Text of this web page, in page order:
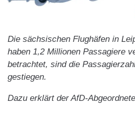
Die sächsischen Flughäfen in
haben 1,2 Millionen Passagiere
betrachtet, sind die
gestiegen.
Dazu erklärt der AfD-